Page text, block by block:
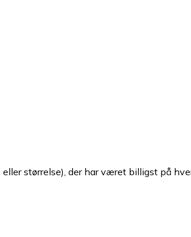
størrelse), der har været billigst på